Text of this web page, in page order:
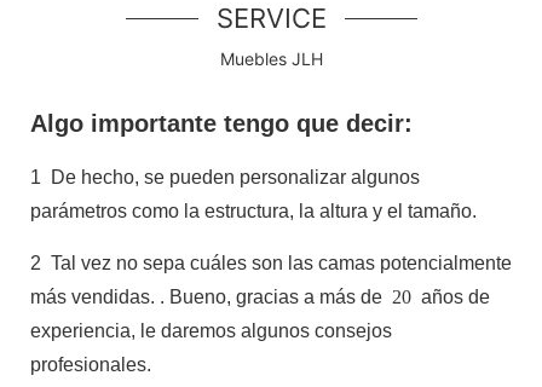
SERVICE
Muebles JLH
Algo importante tengo que decir:
1
De hecho, se pueden personalizar algunos
parámetros como la estructura, la altura y el tamaño.
2 Tal vez no sepa cuáles son las camas potencialmente
más vendidas. . Bueno, gracias a más de 20 años de
experiencia, le daremos algunos consejos
profesionales.